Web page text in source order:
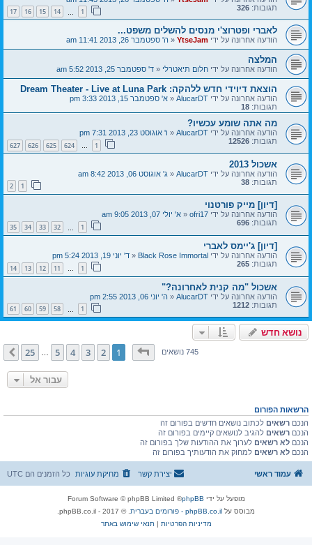
תגובות: 326
14
15
16
17
לאברי ופטרוצ'י מנסים להשלים משפט...
הודעה אחרונה על ידי YtseJam
«ה' ספטמבר 26, 2013 11:41 am
המלצה
הודעה אחרונה על ידי חלום תיאטרלי«ד' ספטמבר 25, 2013 5:52 am
הוצאת דיוידי חדש ללהקה: Dream Theater - Live at Luna Park
הודעה אחרונה על ידי AlucarDT
«א' ספטמבר 15, 2013 3:33 pm
תגובות: 18
מה אתה שומע עכשיו?
הודעה אחרונה על ידי AlucarDT
«ו' אוגוסט 23, 2013 7:31 pm
תגובות: 12526
…
624
625
626
627
אשכול 2013
הודעה אחרונה על ידי AlucarDT
«ג' אוגוסט 06, 2013 8:42 am
תגובות: 38
2
[דיון] מייק פורטנוי
הודעה אחרונה על ידי ofri17
«א' יולי 07, 2013 9:05 am
תגובות: 696
32
33
34
35
[דיון] ג'יימס לאברי
הודעה אחרונה על ידי Black Rose Immortal
«ד' יוני 19, 2013 5:24 pm
תגובות: 265
…
11
12
13
14
אשכול "מה קנית לאחרונה?"
הודעה אחרונה על ידי AlucarDT
«ה' יוני 06, 2013 2:55 pm
תגובות: 1212
58
59
60
61
נושא חדש
745 נושאיםדף1מתוך25
1
2
3
4
5
…
25 הבא
עבור אל
הרשאות הפורום
הנכם רשאיםלכתוב נושאים חדשים בפורום זה
הנכם רשאיםלהגיב לנושאים קיימים בפורום זה
הנכם לא רשאיםלערוך את ההודעות שלך בפורום זה
הנכם לא רשאיםלמחוק את הודעותיך בפורום זה
עמוד ראשי כל הזמנים הם UTC מחיקת עוגיות יצירת קשר
מופעל על ידיphpBB
® Forum Software © phpBB Limited
מבוסס עלphpBB.co.il - פורומים בעברית
. © 2017 - phpBB.co.il.
מדיניות הפרטיות| תנאי שימוש באתר